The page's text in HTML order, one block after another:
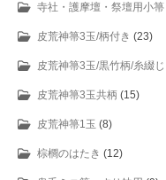
寺社・護摩壇・祭壇用小箒
皮荒神箒3玉/柄付き (23)
皮荒神箒3玉/黒竹柄/糸綴じ
皮荒神箒3玉共柄 (15)
皮荒神箒1玉 (8)
棕櫚のはたき (12)